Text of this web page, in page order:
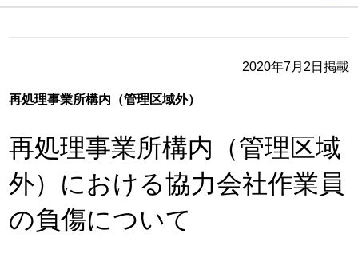
2020年7月2日掲載
再処理事業所構内（管理区域外）
再処理事業所構内（管理区域
外）における協力会社作業員
の負傷について